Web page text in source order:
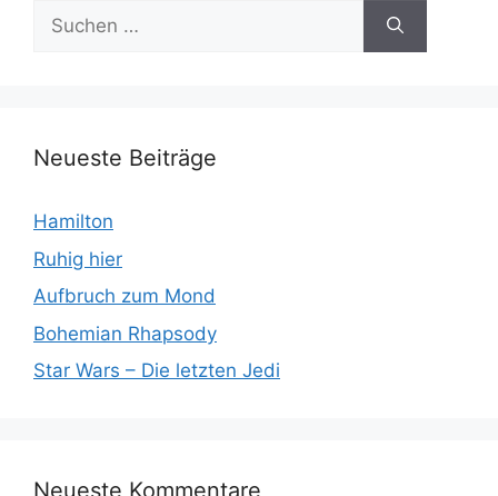
Suchen
nach:
Neueste Beiträge
Hamilton
Ruhig hier
Aufbruch zum Mond
Bohemian Rhapsody
Star Wars – Die letzten Jedi
Neueste Kommentare